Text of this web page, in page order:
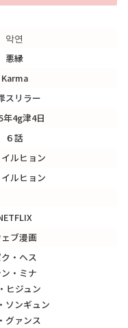
악연
悪縁
Karma
スリラー
年4g津4日
６話
ルヒョン
ルヒョン
ブ漫画
・ヘス
・ミナ
ヒジュン
ソンギュン
グァンス